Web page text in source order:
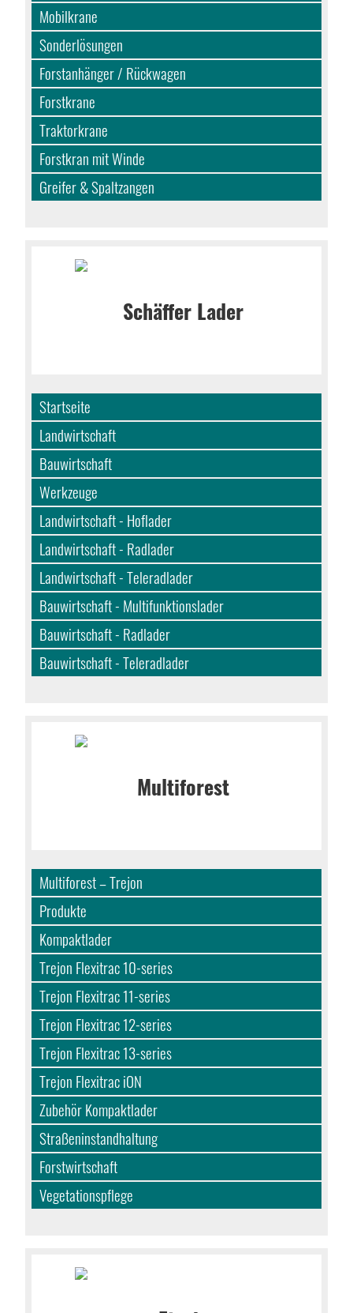
Mobilkrane
Sonderlösungen
Forstanhänger / Rückwagen
Forstkrane
Traktorkrane
Forstkran mit Winde
Greifer & Spaltzangen
Startseite
Landwirtschaft
Bauwirtschaft
Werkzeuge
Landwirtschaft - Hoflader
Landwirtschaft - Radlader
Landwirtschaft - Teleradlader
Bauwirtschaft - Multifunktionslader
Bauwirtschaft - Radlader
Bauwirtschaft - Teleradlader
Multiforest – Trejon
Produkte
Kompaktlader
Trejon Flexitrac 10-series
Trejon Flexitrac 11-series
Trejon Flexitrac 12-series
Trejon Flexitrac 13-series
Trejon Flexitrac iON
Zubehör Kompaktlader
Straßeninstandhaltung
Forstwirtschaft
Vegetationspflege